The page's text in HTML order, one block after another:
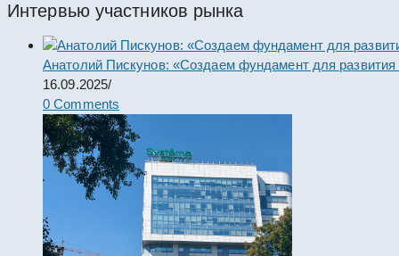
Интервью участников рынка
Анатолий Пискунов: «Создаем фундамент для развития
16.09.2025/
0 Comments